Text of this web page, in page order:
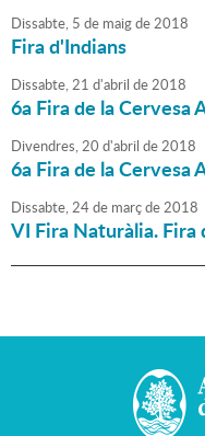
Dissabte, 5 de maigde2018
Fira d'Indians
Dissabte,21 d'abril de2018
6a Fira de la Cervesa
Divendres,20 d'abril de2018
6a Fira de la Cervesa
Dissabte,24de marçde2018
VI Fira Naturàlia.